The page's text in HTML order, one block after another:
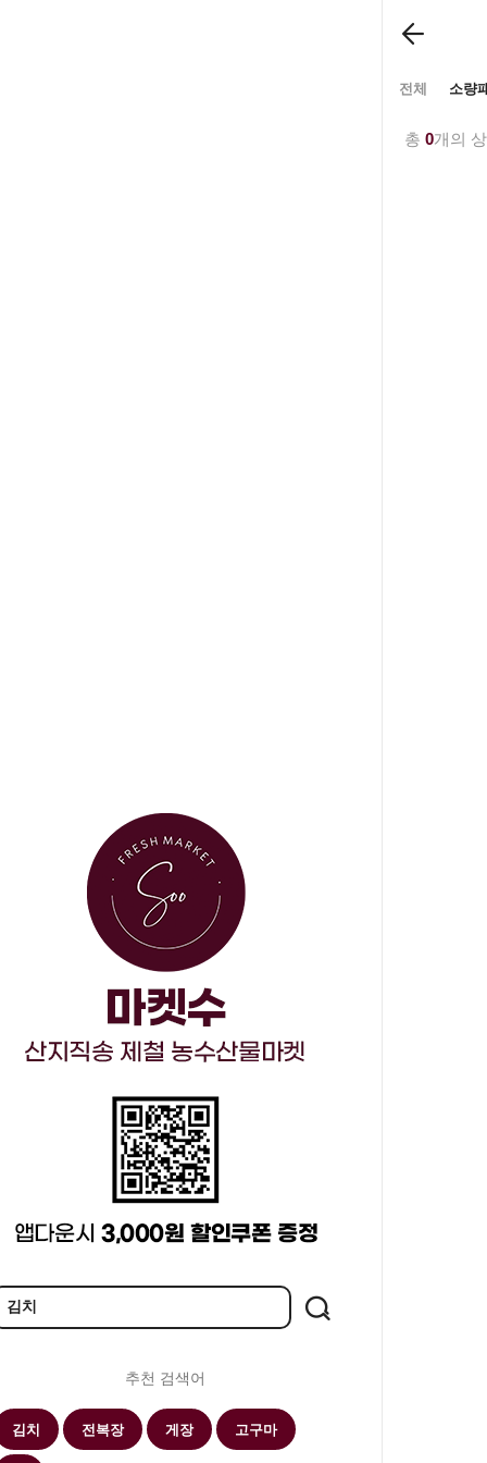
추천 검색어
김치 전복장 게장 고구마
전체 소량
총 0개의